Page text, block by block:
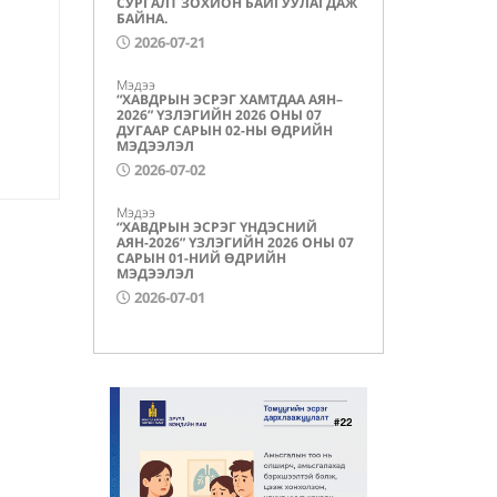
БАЙНА.
2026-07-21
Мэдээ
“ХАВДРЫН ЭСРЭГ ХАМТДАА АЯН–
2026” ҮЗЛЭГИЙН 2026 ОНЫ 07
ДУГААР САРЫН 02-НЫ ӨДРИЙН
МЭДЭЭЛЭЛ
2026-07-02
Мэдээ
“ХАВДРЫН ЭСРЭГ ҮНДЭСНИЙ
АЯН-2026” ҮЗЛЭГИЙН 2026 ОНЫ 07
САРЫН 01-НИЙ ӨДРИЙН
МЭДЭЭЛЭЛ
2026-07-01